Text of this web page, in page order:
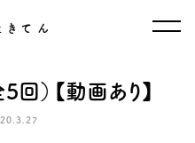
てん
）【動画あり】